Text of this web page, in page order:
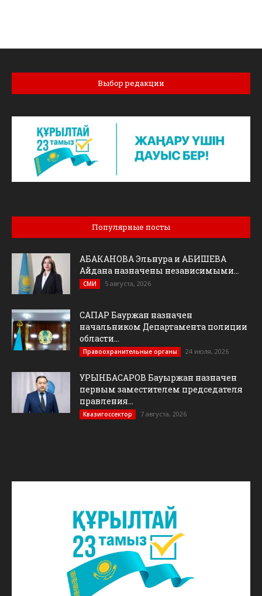
Выбор редакции
Популярные посты
АБАКАНОВА Эльнура и АБИШЕВА
Айдана назначены независимыми...
СМИ 5 августа, 2026
САПАР Бауржан назначен
начальником Департамента полиции
области...
Правоохранительные органы 24 июля, 2026
УРЫНБАСАРОВ Бауыржан назначен
первым заместителем председателя
правления...
Квазигоссектор 7 августа, 2026